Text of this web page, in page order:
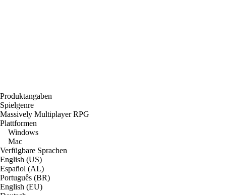
Produktangaben
Spielgenre
Massively Multiplayer RPG
Plattformen
Windows
Mac
Verfügbare Sprachen
English (US)
Español (AL)
Português (BR)
English (EU)